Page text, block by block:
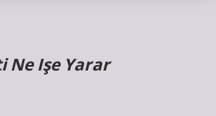
Ne Işe Yarar